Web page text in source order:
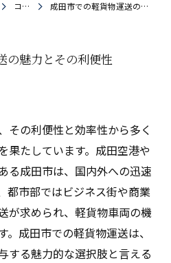
コラム 成田市での軽貨物運送の魅力とその利便性
の魅力とその利便性
その利便性と効率性から多く
果たしています。成田空港や
る成田市は、国内外への迅速
都市部ではビジネス街や商業
が求められ、軽貨物車両の機
成田市での軽貨物運送は、
する魅力的な選択肢と言える